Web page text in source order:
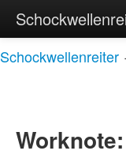
Schockwellenreiter